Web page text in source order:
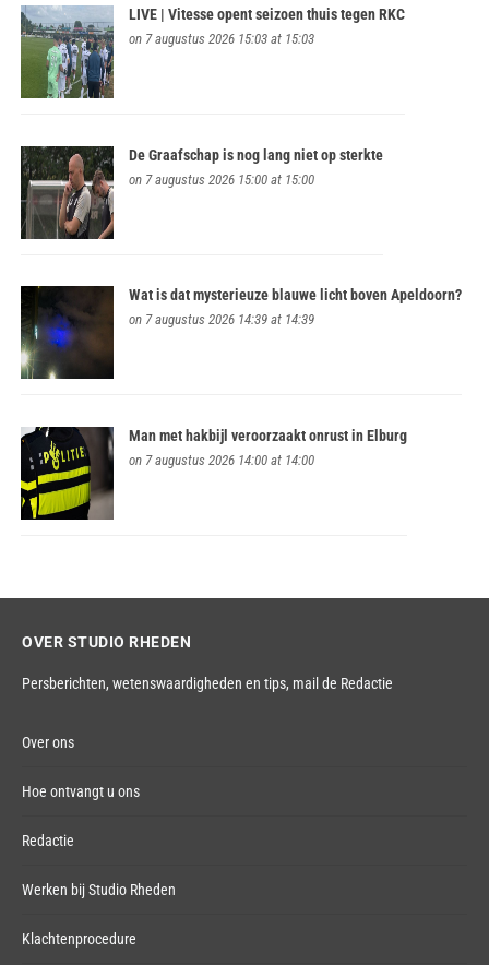
LIVE | Vitesse opent seizoen thuis tegen RKC
on 7 augustus 2026 15:03 at 15:03
De Graafschap is nog lang niet op sterkte
on 7 augustus 2026 15:00 at 15:00
Wat is dat mysterieuze blauwe licht boven Apeldoorn?
on 7 augustus 2026 14:39 at 14:39
Man met hakbijl veroorzaakt onrust in Elburg
on 7 augustus 2026 14:00 at 14:00
OVER STUDIO RHEDEN
Persberichten, wetenswaardigheden en tips, mail de Redactie
Over ons
Hoe ontvangt u ons
Redactie
Werken bij Studio Rheden
Klachtenprocedure